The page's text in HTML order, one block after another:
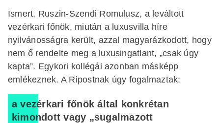
Ismert, Ruszin-Szendi Romulusz, a leváltott
vezérkari főnök, miután a luxusvilla híre
nyilvánosságra került, azzal magyarázkodott, hogy
nem ő rendelte meg a luxusingatlant, „csak úgy
kapta”. Egykori kollégái azonban másképp
emlékeznek. A Ripostnak úgy fogalmaztak:
a vezérkari főnök által konkrétan
kimondott vagy „sugalmazott